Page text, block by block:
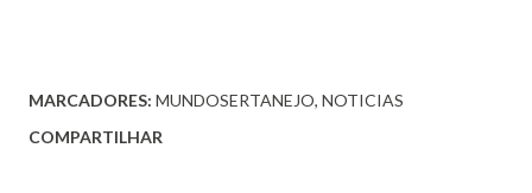
MARCADORES: MUNDOSERTANEJO NOTICIAS
COMPARTILHAR